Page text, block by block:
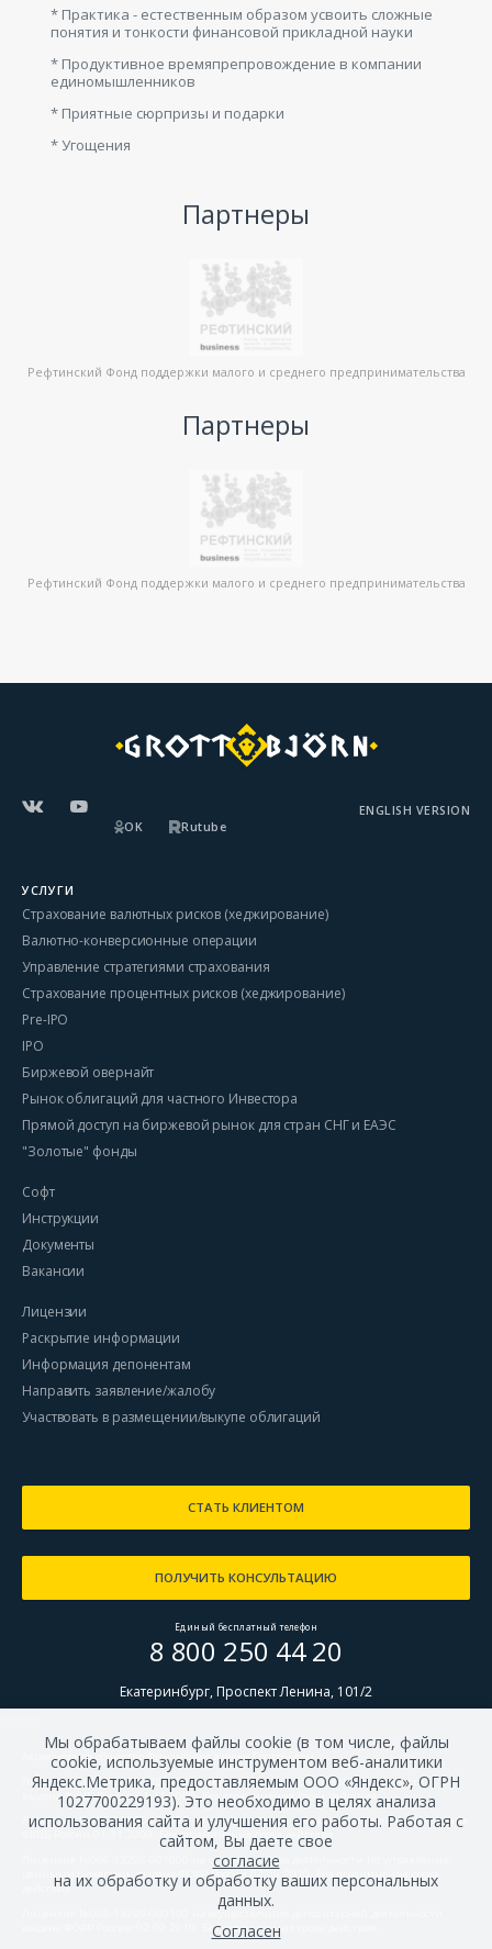
Мы обрабатываем файлы cookie (в том числе, файлы
cookie, используемые инструментом веб-аналитики
Яндекс.Метрика, предоставляемым ООО «Яндекс», ОГРН
1027700229193). Это необходимо в целях анализа
использования сайта и улучшения его работы. Работая с
сайтом, Вы даете свое
согласие
на их обработку и обработку ваших персональных
данных.
Согласен
* Практика - естественным образом усвоить сложные
понятия и тонкости финансовой прикладной науки
* Продуктивное времяпрепровождение в компании
единомышленников
* Приятные сюрпризы и подарки
* Угощения
Партнеры
Рефтинский Фонд поддержки малого и среднего предпринимательства
Партнеры
Рефтинский Фонд поддержки малого и среднего предпринимательства
OK Rutube
ENGLISH VERSION
УСЛУГИ
Страхование валютных рисков (хеджирование)
Валютно-конверсионные операции
Управление стратегиями страхования
Страхование процентных рисков (хеджирование)
Pre-IPO
IPO
Биржевой овернайт
Рынок облигаций для частного Инвестора
Прямой доступ на биржевой рынок для стран СНГ и ЕАЭС
"Золотые" фонды
Софт
Инструкции
Документы
Вакансии
Лицензии
Раскрытие информации
Информация депонентам
Направить заявление/жалобу
Участвовать в размещении/выкупе облигаций
СТАТЬ КЛИЕНТОМ
ПОЛУЧИТЬ КОНСУЛЬТАЦИЮ
Единый бесплатный телефон
8 800 250 44 20
Екатеринбург, Проспект Ленина, 101/2
Акционерное общество Финансовое ателье ГроттБьерн.
Лицензия №166-02672-100000 на осуществление брокерской деятельности,
выдана ФКЦБ России 01.11.2000. Без ограничения срока действия.
Лицензия №166-02695-010000 на осуществление дилерской деятельности, выдана
ФКЦБ России 01.11.2000. Без ограничения срока действия.
на осуществление деятельности по управлению
ценными бумагами, выдана ФСФР России 02.09.2010. Без ограничения срока
действия.
на осуществление депозитарной деятельности,
выдана ФСФР России 02.09.2010. Без ограничения срока действия.